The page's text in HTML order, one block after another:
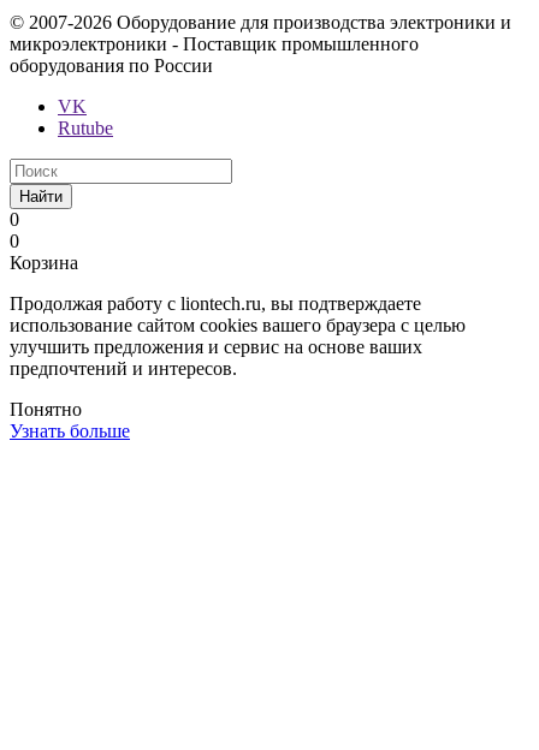
© 2007-2026 Оборудование для производства электроники и
микроэлектроники - Поставщик промышленного
оборудования по России
VK
Rutube
Найти
0
0
Корзина
Продолжая работу с liontech.ru, вы подтверждаете
использование сайтом cookies вашего браузера с целью
улучшить предложения и сервис на основе ваших
предпочтений и интересов.
Понятно
Узнать больше